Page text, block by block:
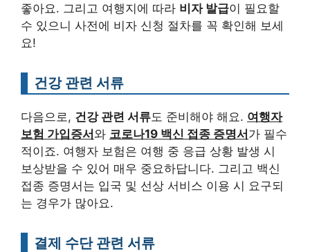
좋아요. 그리고 여행지에 따라 비자 발급이 필요할
수 있으니 사전에 비자 신청 절차를 꼭 확인해 보세
요!
건강 관련 서류
다음으로, 건강 관련 서류도 준비해야 해요. 여행자
보험 가입증서와 코로나19 백신 접종 증명서가 필수
적이죠. 여행자 보험은 여행 중 응급 상황 발생 시
보상받을 수 있어 매우 중요하답니다. 그리고 백신
접종 증명서는 입국 및 선상 서비스 이용 시 요구되
는 경우가 많아요.
결제 수단 관련 서류